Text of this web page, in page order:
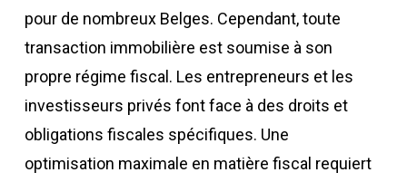
pour de nombreux Belges. Cependant, toute
transaction immobilière est soumise à son
propre régime fiscal. Les entrepreneurs et les
investisseurs privés font face à des droits et
obligations fiscales spécifiques. Une
optimisation maximale en matière fiscal requiert